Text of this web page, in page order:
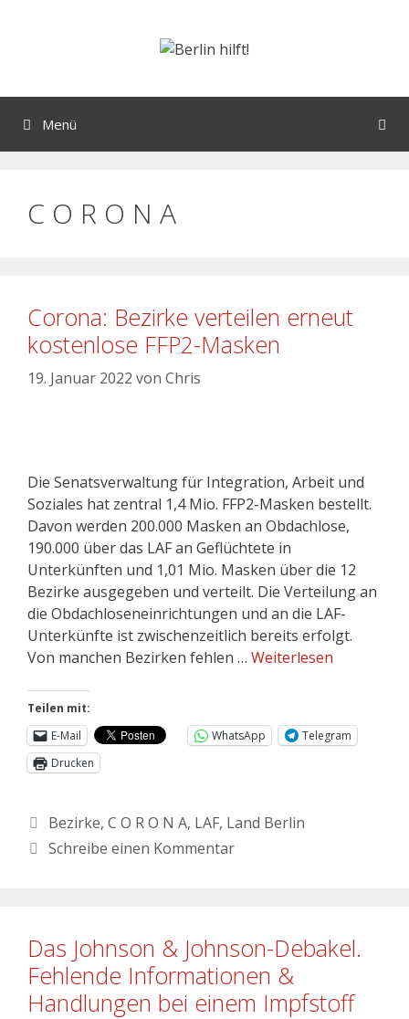
Menü
C O R O N A
Corona: Bezirke verteilen erneut
kostenlose FFP2-Masken
19. Januar 2022 von Chris
Die Senatsverwaltung für Integration, Arbeit und
Soziales hat zentral 1,4 Mio. FFP2-Masken bestellt.
Davon werden 200.000 Masken an Obdachlose,
190.000 über das LAF an Geflüchtete in
Unterkünften und 1,01 Mio. Masken über die 12
Bezirke ausgegeben und verteilt. Die Verteilung an
die Obdachloseneinrichtungen und an die LAF-
Unterkünfte ist zwischenzeitlich bereits erfolgt.
Von manchen Bezirken fehlen … Weiterlesen
Teilen mit:
E-Mail
WhatsApp
Telegram
Drucken
Bezirke, C O R O N A, LAF, Land Berlin
Schreibe einen Kommentar
Das Johnson & Johnson-Debakel.
Fehlende Informationen &
Handlungen bei einem Impfstoff